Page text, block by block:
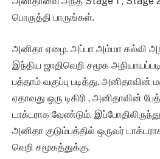
பொருத்தி பாருங்கள்.
அனிதா ஏழை. அப்பா அம்மா கல்வி
இந்திய ஜாதிவெறி சமூக
பத்தாம் வகுப்பு படித்து,
ஏதாவது ஒரு டிகிரி , அனிதாவின்
டாக்டராக வேண்டும்.
அனிதா குடும்பத்தில் ஒருவர்
வெறி சமூகத்துக்கு.